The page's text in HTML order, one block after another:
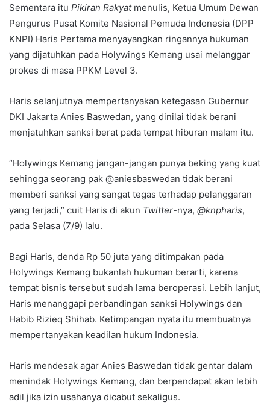
Sementara itu Pikiran Rakyatmenulis, Ketua Umum Dewan
Pengurus Pusat Komite Nasional Pemuda Indonesia (DPP
KNPI) Haris Pertama menyayangkan ringannya hukuman
yang dijatuhkan pada Holywings Kemang usai melanggar
prokes di masa PPKM Level 3.
Haris selanjutnya mempertanyakan ketegasan Gubernur
DKI Jakarta Anies Baswedan, yang dinilai tidak berani
menjatuhkan sanksi berat pada tempat hiburan malam itu.
“Holywings Kemang jangan-jangan punya beking yang kuat
sehingga seorang pak @aniesbaswedan tidak berani
memberi sanksi yang sangat tegas terhadap pelanggaran
yang terjadi,” cuit Haris di akun Twitter-nya, @knpharis,
pada Selasa (7/9) lalu.
Bagi Haris, denda Rp 50 juta yang ditimpakan pada
Holywings Kemang bukanlah hukuman berarti, karena
tempat bisnis tersebut sudah lama beroperasi. Lebih lanjut,
Haris menanggapi perbandingan sanksi Holywings dan
Habib Rizieq Shihab. Ketimpangan nyata itu membuatnya
mempertanyakan keadilan hukum Indonesia.
Haris mendesak agar Anies Baswedan tidak gentar dalam
menindak Holywings Kemang, dan berpendapat akan lebih
adil jika izin usahanya dicabut sekaligus.